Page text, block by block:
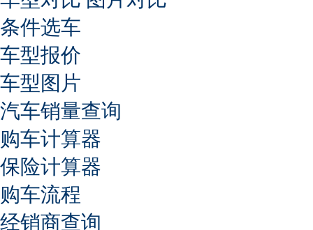
条件选车
车型报价
车型图片
汽车销量查询
购车计算器
保险计算器
购车流程
经销商查询